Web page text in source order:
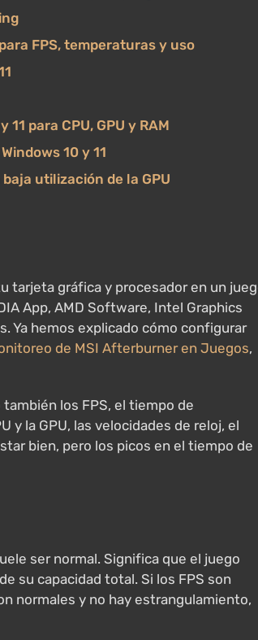
FPS, temperaturas y uso
para CPU, GPU y RAM
10 y 11
utilización de la GPU
tarjeta gráfica y procesador en un
App, AMD Software, Intel Graphics
Ya hemos explicado cómo configurar
de MSI Afterburner en Juegos,
los FPS, el tiempo de
y la GPU, las velocidades de reloj, el
bien, pero los picos en el tiempo de
ser normal. Significa que el juego
su capacidad total. Si los FPS son
normales y no hay estrangulamiento,